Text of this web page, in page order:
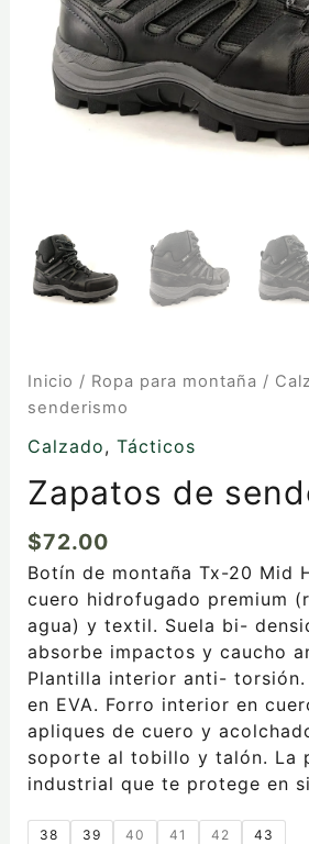
Inicio / Ropa para montaña /
senderismo
Calzado, Tácticos
Zapatos de
$72.00
Botín de montaña Tx-20 Mid
cuero hidrofugado premium
agua) y textil. Suela bi-
absorbe impactos y caucho
Plantilla interior anti-
en EVA. Forro interior en
apliques de cuero y
soporte al tobillo y talón. La
industrial que te protege en
38 39 40 41 42 43